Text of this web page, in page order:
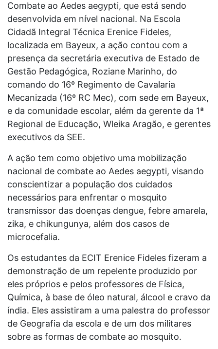
Combate ao Aedes aegypti, que está sendo
desenvolvida em nível nacional. Na Escola
Cidadã Integral Técnica Erenice Fideles,
localizada em Bayeux, a ação contou com a
presença da secretária executiva de Estado de
Gestão Pedagógica, Roziane Marinho, do
comando do 16º Regimento de Cavalaria
Mecanizada (16º RC Mec), com sede em Bayeux,
e da comunidade escolar, além da gerente da 1ª
Regional de Educação, Wleika Aragão, e gerentes
executivos da SEE.
A ação tem como objetivo uma mobilização
nacional de combate ao Aedes aegypti, visando
conscientizar a população dos cuidados
necessários para enfrentar o mosquito
transmissor das doenças dengue, febre amarela,
zika, e chikungunya, além dos casos de
microcefalia.
Os estudantes da ECIT Erenice Fideles fizeram a
demonstração de um repelente produzido por
eles próprios e pelos professores de Física,
Química, à base de óleo natural, álcool e cravo da
índia. Eles assistiram a uma palestra do professor
de Geografia da escola e de um dos militares
sobre as formas de combate ao mosquito.